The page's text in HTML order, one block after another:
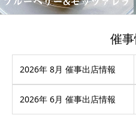
催
2026年 8月 催事出店情報
2026年 6月 催事出店情報